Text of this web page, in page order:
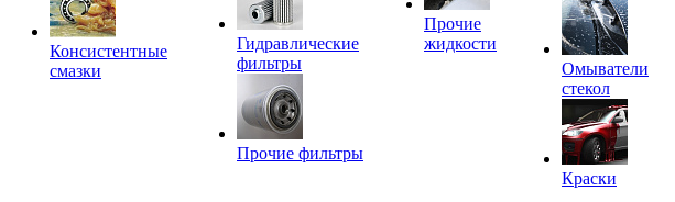
Консистентные
смазки
Гидравлические
фильтры
Прочие фильтры
Прочие
жидкости
Омыватели
стекол
Краски